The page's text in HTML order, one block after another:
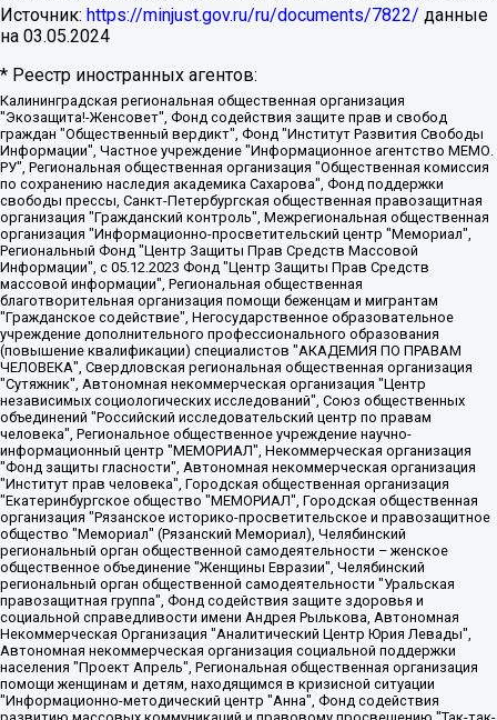
Источник: https://minjust.gov.ru/ru/documents/7822/ данные
на 03.05.2024
* Реестр иностранных агентов:
Калининградская региональная общественная организация "Экозащита!-Женсовет", Фонд содействия защите прав и свобод граждан "Общественный вердикт", Фонд "Институт Развития Свободы Информации", Частное учреждение "Информационное агентство МЕМО. РУ", Региональная общественная организация "Общественная комиссия по сохранению наследия академика Сахарова", Фонд поддержки свободы прессы, Санкт-Петербургская общественная правозащитная организация "Гражданский контроль", Межрегиональная общественная организация "Информационно-просветительский центр "Мемориал", Региональный Фонд "Центр Защиты Прав Средств Массовой Информации", с 05.12.2023 Фонд "Центр Защиты Прав Средств массовой информации", Региональная общественная благотворительная организация помощи беженцам и мигрантам "Гражданское содействие", Негосударственное образовательное учреждение дополнительного профессионального образования (повышение квалификации) специалистов "АКАДЕМИЯ ПО ПРАВАМ ЧЕЛОВЕКА", Свердловская региональная общественная организация "Сутяжник", Автономная некоммерческая организация "Центр независимых социологических исследований", Союз общественных объединений "Российский исследовательский центр по правам человека", Региональное общественное учреждение научно-информационный центр "МЕМОРИАЛ", Некоммерческая организация "Фонд защиты гласности", Автономная некоммерческая организация "Институт прав человека", Городская общественная организация "Екатеринбургское общество "МЕМОРИАЛ", Городская общественная организация "Рязанское историко-просветительское и правозащитное общество "Мемориал" (Рязанский Мемориал), Челябинский региональный орган общественной самодеятельности – женское общественное объединение "Женщины Евразии", Челябинский региональный орган общественной самодеятельности "Уральская правозащитная группа", Фонд содействия защите здоровья и социальной справедливости имени Андрея Рылькова, Автономная Некоммерческая Организация "Аналитический Центр Юрия Левады", Автономная некоммерческая организация социальной поддержки населения "Проект Апрель", Региональная общественная организация помощи женщинам и детям, находящимся в кризисной ситуации "Информационно-методический центр "Анна", Фонд содействия развитию массовых коммуникаций и правовому просвещению "Так-так-Так", Фонд содействия устойчивому развитию "Серебряная тайга", Свердловский региональный общественный фонд социальных проектов "Новое время", "Idel.Реалии", Кавказ.Реалии, Крым.Реалии, Телеканал Настоящее Время, Татаро-башкирская служба Радио Свобода (Azatliq Radiosi), Радио Свободная Европа/Радио Свобода (PCE/PC), "Сибирь.Реалии", "Фактограф", Благотворительный фонд помощи осужденным и их семьям, Автономная некоммерческая организация "Институт глобализации и социальных движений", Фонд "В защиту прав заключенных", Частное учреждение "Центр поддержки и содействия развитию средств массовой информации", Пензенский региональный общественный благотворительный фонд "Гражданский союз", "Север.Реалии", Некоммерческая организация Фонд "Правовая инициатива", Общество с ограниченной ответственностью "Радио Свободная Европа/Радио Свобода", Чешское информационное агентство "MEDIUM-ORIENT", Красноярская региональная общественная организация "Мы против СПИДа", Камалягин Денис Николаевич, Маркелов Сергей Евгеньевич, Пономарев Лев Александрович, Савицкая Людмила Алексеевна, Автономная некоммерческая организация "Центр по работе с проблемой насилия "НАСИЛИЮ.НЕТ", Межрегиональный профессиональный союз работников здравоохранения "Альянс врачей", Юридическое лицо, зарегистрированное в Латвийской Республике, SIA "Medusa Project" (регистрационный номер 40103797863, дата регистрации 10.06.2014), Некоммерческая организация "Фонд по борьбе с коррупцией", Автономная некоммерческая организация "Институт права и публичной политики", Баданин Роман Сергеевич, Гликин Максим Александрович, Железнова Мария Михайловна, Лукьянова Юлия Сергеевна, Маетная Елизавета Витальевна, Маняхин Петр Борисович, Чуракова Ольга Владимировна, Ярош Юлия Петровна, Юридическое лицо "The Insider SIA", зарегистрированное в Риге, Латвийская Республика (дата регистрации 26.06.2015), являющееся администратором доменного имени интернет-издания "The Insider SIA", https://theins.ru, Постернак Алексей Евгеньевич, Рубин Михаил Аркадьевич, Анин Роман Александрович, Юридическое лицо Istories fonds, зарегистрированное в Латвийской Республике (регистрационный номер 50008295751, дата регистрации 24.02.2020), Великовский Дмитрий Александрович, Долинина Ирина Николаевна, Мароховская Алеся Алексеевна, Шлейнов Роман Юрьевич, Шмагун Олеся Валентиновна, Общество с ограниченной ответственностью "Альтаир 2021", Общество с ограниченной ответственностью "Вега 2021", Общество с ограниченной ответственностью "Главный редактор 2021", Общество с ограниченной ответственностью "Ромашки монолит", Важенков Артем Валерьевич, Ивановская областная общественная организация "Центр гендерных исследований", Гурман Юрий Альбертович, Медиапроект "ОВД-Инфо", Егоров Владимир Владимирович, Жилинский Владимир Александрович, Общество с ограниченной ответственностью "ЗП", Иванова София Юрьевна, Карезина Инна Павловна, Кильтау Екатерина Викторовна, Петров Алексей Викторович, Пискунов Сергей Евгеньевич, Смирнов Сергей Сергеевич, Тихонов Михаил Сергеевич, Общество с ограниченной ответственностью "ЖУРНАЛИСТ-ИНОСТРАННЫЙ АГЕНТ", Арапова Галина Юрьевна, Вольтская Татьяна Анатольевна, Американская компания "Mason G.E.S. Anonymous Foundation" (США), являющаяся владельцем интернет-издания https://mnews.world/, Компания "Stichting Bellingcat", зарегистрированная в Нидерландах (дата регистрации 11.07.2018), Захаров Андрей Вячеславович, Клепиковская Екатерина Дмитриевна, Общество с ограниченной ответственностью "МЕМО", Перл Роман Александрович, Симонов Евгений Алексеевич, Соловьева Елена Анатольевна, Сотников Даниил Владимирович, Сурначева Елизавета Дмитриевна, Автономная некоммерческая организация по защите прав человека и информированию населения "Якутия – Наше Мнение", Общество с ограниченной ответственностью "Москоу диджитал медиа", с 26.01.2023 Общество с ограниченной ответственностью "Чайка Белые сады", Ветошкина Валерия Валерьевна, Заговора Максим Александрович, Межрегиональное общественное движение "Российская ЛГБТ - сеть", Оленичев Максим Владимирович, Павлов Иван Юрьевич, Скворцова Елена Сергеевна, Общество с ограниченной ответственностью "Как бы инагент", Кочетков Игорь Викторович, Общество с ограниченной ответственностью "Честные выборы", Еланчик Олег Александрович, Общество с ограниченной ответственностью "Нобелевский призыв", Гималова Регина Эмилевна, Григорьев Андрей Валерьевич, Григорьева Алина Александровна, Ассоциация по содействию защите прав призывников, альтернативнослужащих и военнослужащих "Правозащитная группа "Гражданин.Армия.Право", Хисамова Регина Фаритовна, Автономная некоммерческая организация по реализации социально-правовых программ "Лилит", Дальневосточное общественное движение "Маяк", Санкт-Петербургская ЛГБТ-инициативная группа "Выход", Инициативная группа ЛГБТ+ "Реверс", Алексеев Андрей Викторович, Бекбулатова Таисия Львовна, Беляев Иван Михайлович, Владыкина Елена Сергеевна, Гельман Марат Александрович, Никульшина Вероника Юрьевна, Толоконникова Надежда Андреевна, Шендерович Виктор Анатольевич, Общество с ограниченной ответственностью "Данное сообщение", Общество с ограниченной ответственностью Издательский дом "Новая глава", Айнбиндер Александра Александровна, Московский комьюнити-центр для ЛГБТ+инициатив, Благотворительный фонд развития филантропии, Deutsche Welle (Германия, Kurt-Schumacher-Strasse 3, 53113 Bonn), Борзунова Мария Михайловна, Воробьев Виктор Викторович, Голубева Анна Львовна, Константинова Алла Михайловна, Малкова Ирина Владимировна, Мурадов Мурад Абдулгалимович, Осетинская Елизавета Николаевна, Понасенков Евгений Николаевич, Ганапольский Матвей Юрьевич, Киселев Евгений Алексеевич, Борухович Ирина Григорьевна, Дремин Иван Тимофеевич, Дубровский Дмитрий Викторович, Красноярская региональная общественная организация поддержки и развития альтернативных образовательных технологий и межкультурных коммуникаций "ИНТЕРРА", Маяковская Екатерина Алексеевна, Фейгин Марк Захарович, Филимонов Андрей Викторович, Дзугкоева Регина Николаевна, Доброхотов Роман Александрович, Дудь Юрий Александрович, Елкин Сергей Владимирович, Кругликов Кирилл Игоревич, Сабунаева Мария Леонидовна, Семенов Алексей Владимирович, Шаинян Карен Багратович, Шульман Екатерина Михайловна, Асафьев Артур Валерьевич, Вахштайн Виктор Семенович, Венедиктов Алексей Алексеевич, Лушникова Екатерина Евгеньевна, Волков Леонид Михайлович, Невзоров Александр Глебович, Пархоменко Сергей Борисович, Сироткин Ярослав Николаевич, Кара-Мурза Владимир Владимирович, Баранова Наталья Владимировна, Гозман Леонид Яковлевич, Кагарлицкий Борис Юльевич, Климарев Михаил Валерьевич, Милов Владимир Станиславович, Автономная некоммерческая организация Краснодарский центр современного искусства "Типография", Моргенштерн Алишер Тагирович, Соболь Любовь Эдуардовна, Общество с ограниченной ответственностью "ЛИЗА НОРМ", Каспаров Гарри Кимович, Ходорковский Михаил Борисович, Общество с ограниченной ответственностью "Апрельские тезисы", Данилович Ирина Брониславовна, Кашин Олег Владимирович, Петров Николай Владимирович, Пивоваров Алексей Владимирович, Соколов Михаил Владимирович, Цветкова Юлия Владимировна, Чичваркин Евгений Александрович, Комитет против пыток/Команда против пыток, Общество с ограниченной ответственностью "Первый научный", Общество с ограниченной ответственностью "Вертолет и ко", Белоцерковская Вероника Борисовна, Кац Максим Евгеньевич, Лазарева Татьяна Юрьевна, Шаведдинов Руслан Табризович, Яшин Илья Валерьевич, Общество с ограниченной ответственностью "Иноагент ААВ", Алешковский Дмитрий Петрович, Альбац Евгения Марковна, Быков Дмитрий Львович, Галямина Юлия Евгеньевна, Лойко Сергей Леонидович, Мартынов Кирилл Константинович, Медведев Сергей Александрович, Крашенинников Федор Геннадиевич, Гордеева Катерина Вл